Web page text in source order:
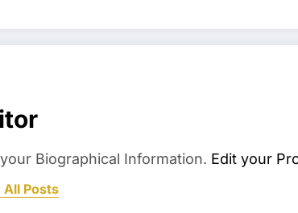
Biographical Information. Edit your
All Posts